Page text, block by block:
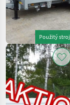
Použitý stroj